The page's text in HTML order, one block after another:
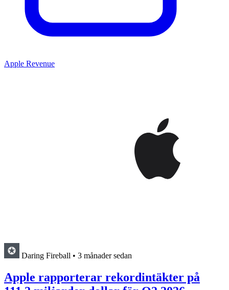
Apple Revenue
Daring Fireball • 3 månader sedan
Apple rapporterar rekordintäkter på